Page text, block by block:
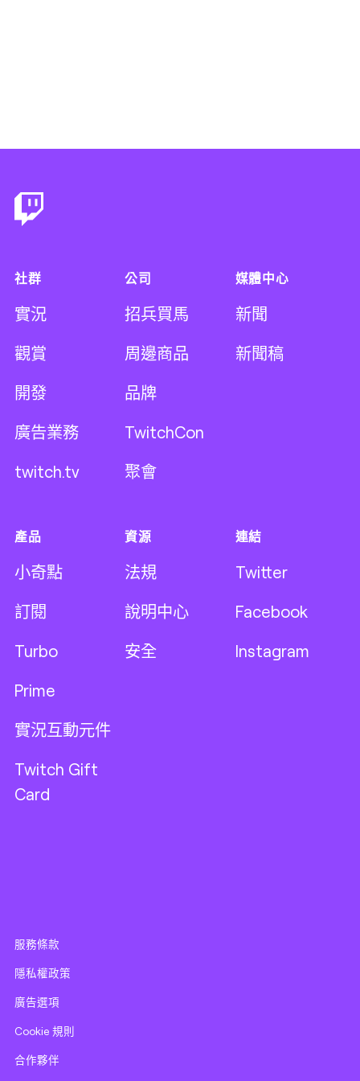
社群
實況
觀賞
開發
廣告業務
twitch.tv
公司
招兵買馬
周邊商品
品牌
TwitchCon
聚會
媒體中心
新聞
新聞稿
產品
小奇點
訂閱
Turbo
Prime
實況互動元件
Twitch Gift
Card
資源
法規
說明中心
安全
連結
Twitter
Facebook
Instagram
服務條款
隱私權政策
廣告選項
Cookie 規則
合作夥伴